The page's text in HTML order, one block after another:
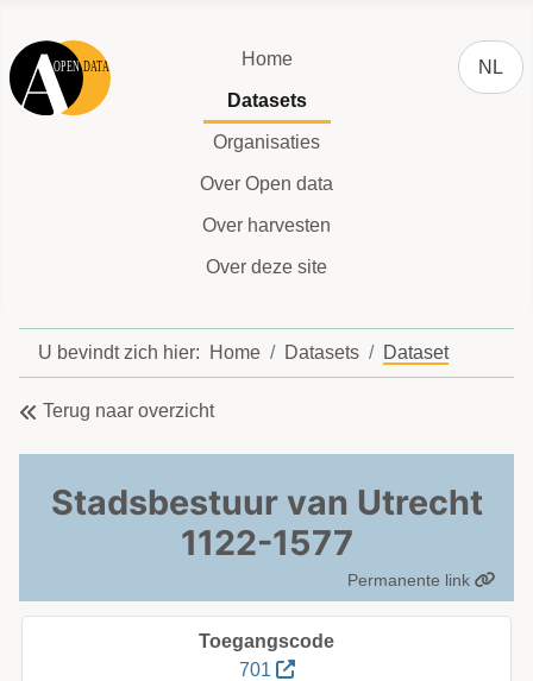
Home
Datasets
Organisaties
Over Open data
Over harvesten
Over deze site
NL
U bevindt zich hier: Home Datasets Dataset
Terug naar overzicht
Stadsbestuur van Utrecht
1122-1577
Permanente link
Toegangscode
701